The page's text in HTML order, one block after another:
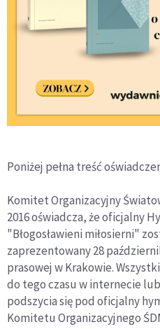
Poniżej pełna treść
Komitet Organizacyjny
2016 oświadcza, że oficjalny
"Błogosławieni miłosierni"
zaprezentowany 28
prasowej w Krakowie.
do tego czasu w internecie
podszycia się pod oficjalny
Komitetu Organizacyjnego